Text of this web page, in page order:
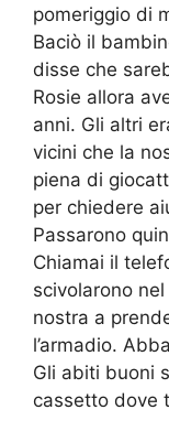
pomeriggio di
Baciò il
disse che
Rosie allora
anni. Gli altri
vicini che la
piena di
per chiedere
Passarono
Chiamai il
scivolarono
nostra a
l’armadio.
Gli abiti buoni
cassetto dove